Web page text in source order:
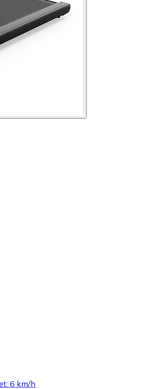
6 km/h